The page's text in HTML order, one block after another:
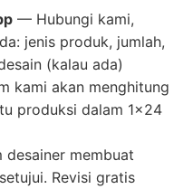
— Hubungi kami,
jenis produk, jumlah,
(kalau ada)
kami akan menghitung
produksi dalam 1×24
membuat
Revisi gratis